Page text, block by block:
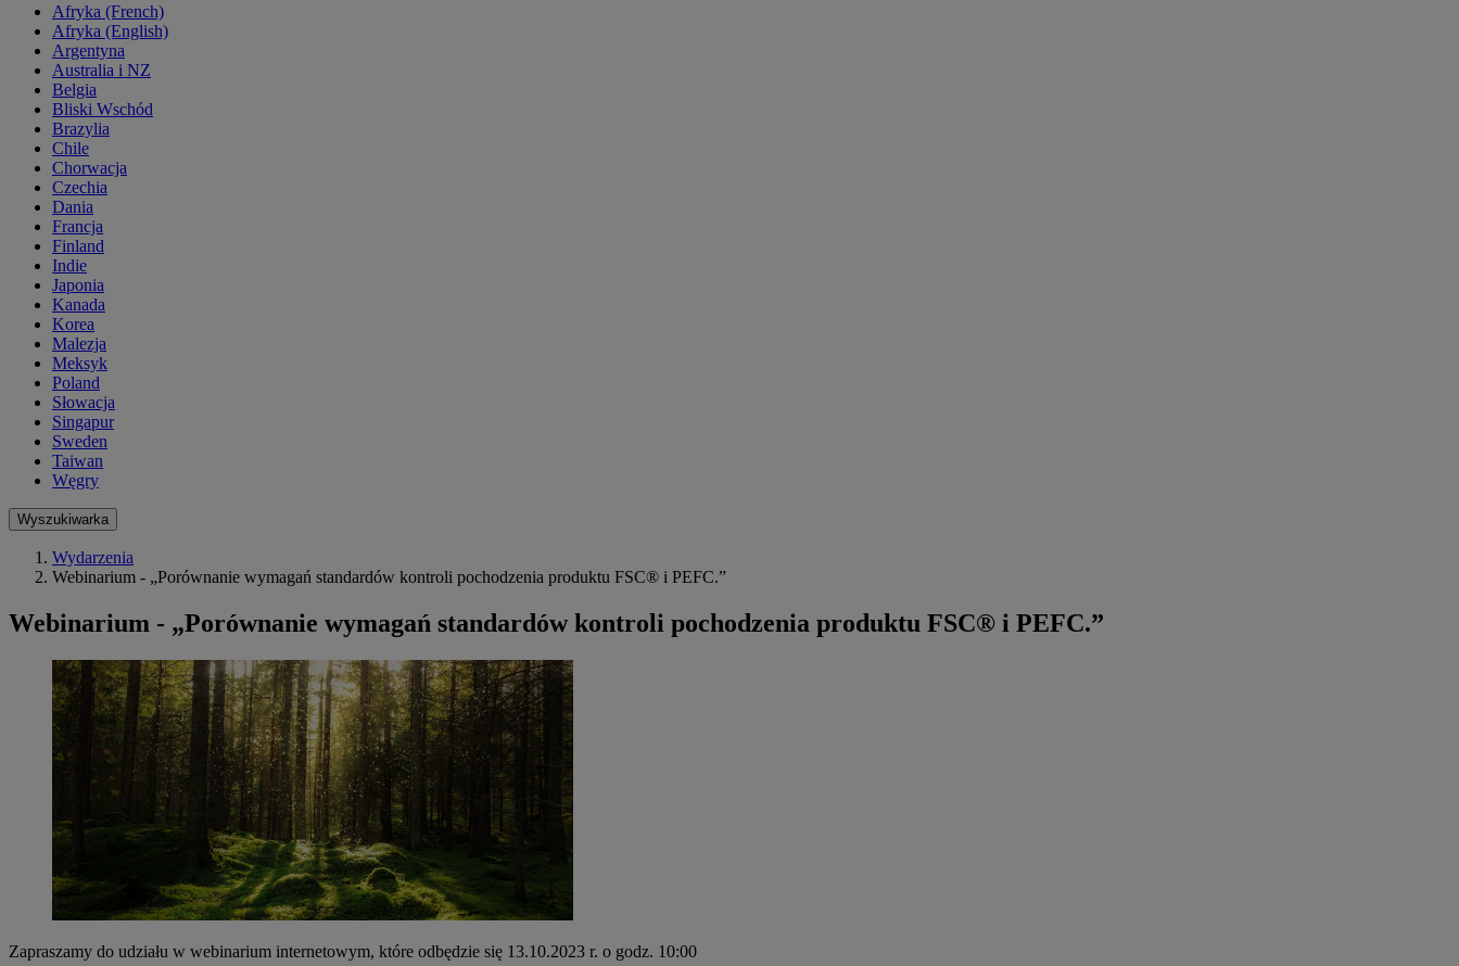
Afryka (French)
Afryka (English)
Argentyna
Australia i NZ
Belgia
Bliski Wschód
Brazylia
Chile
Chorwacja
Czechia
Dania
Francja
Finland
Indie
Japonia
Kanada
Korea
Malezja
Meksyk
Poland
Słowacja
Singapur
Sweden
Taiwan
Węgry
Wyszukiwarka
Wydarzenia
Webinarium - „Porównanie wymagań standardów kontroli pochodzenia produktu FSC® i PEFC.”
Webinarium - „Porównanie wymagań standardów kontroli pochodzenia produktu FSC® i PEFC.”
Zapraszamy do udziału w webinarium internetowym, które odbędzie się 13.10.2023 r. o godz. 10:00